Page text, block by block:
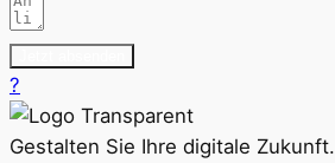
?
Gestalten Sie Ihre digitale Zukunft.